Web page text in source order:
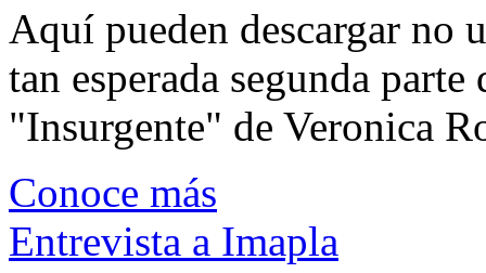
Aquí pueden descargar no
tan esperada segunda
"Insurgente" de Veronica
Conoce más
Entrevista a Imapla